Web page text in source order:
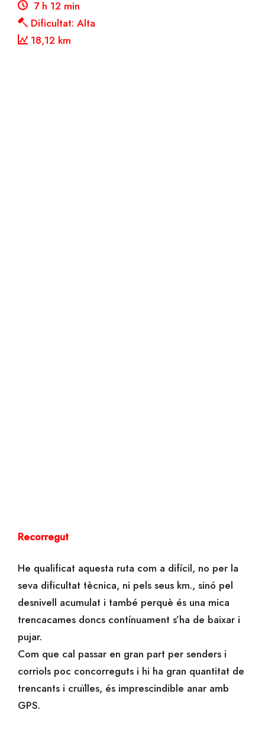
7 h 12 min
Dificultat: Alta
18,12 km
Recorregut
He qualificat aquesta ruta com a difícil, no per la
seva dificultat tècnica, ni pels seus km., sinó pel
desnivell acumulat i també perquè és una mica
trencacames doncs contínuament s’ha de baixar i
pujar.
Com que cal passar en gran part per senders i
corriols poc concorreguts i hi ha gran quantitat de
trencants i cruïlles, és imprescindible anar amb
GPS.